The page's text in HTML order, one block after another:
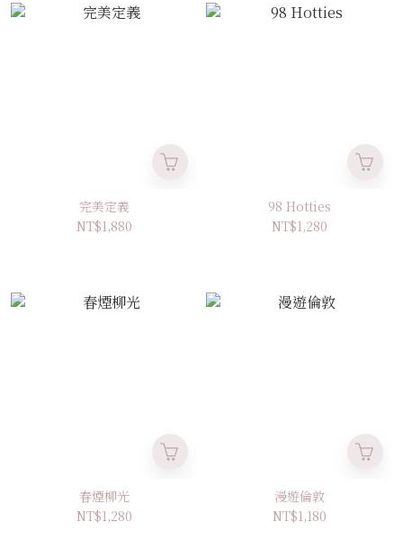
完美定義
NT$1,880
98 Hotties
NT$1,280
春煙柳光
NT$1,280
漫遊倫敦
NT$1,180